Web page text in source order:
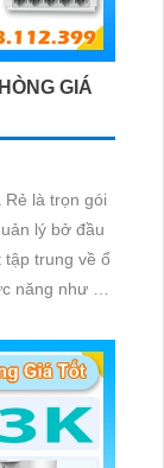
GIÁ
Rẻ là trọn gói
lý bở đầu
trung về ổ
năng như AI